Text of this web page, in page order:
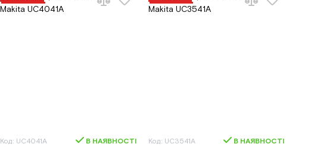
Код: UC4041A В НАЯВНОСТІ Код: UC3541A В НАЯВНОСТІ